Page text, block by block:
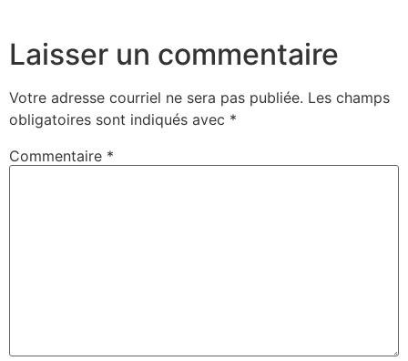
Laisser un commentaire
Votre adresse courriel ne sera pas publiée. Les champs
obligatoires sont indiqués avec *
Commentaire *